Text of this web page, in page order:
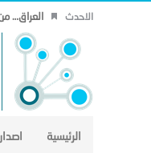
الاحدث العراق…
الرئيسية